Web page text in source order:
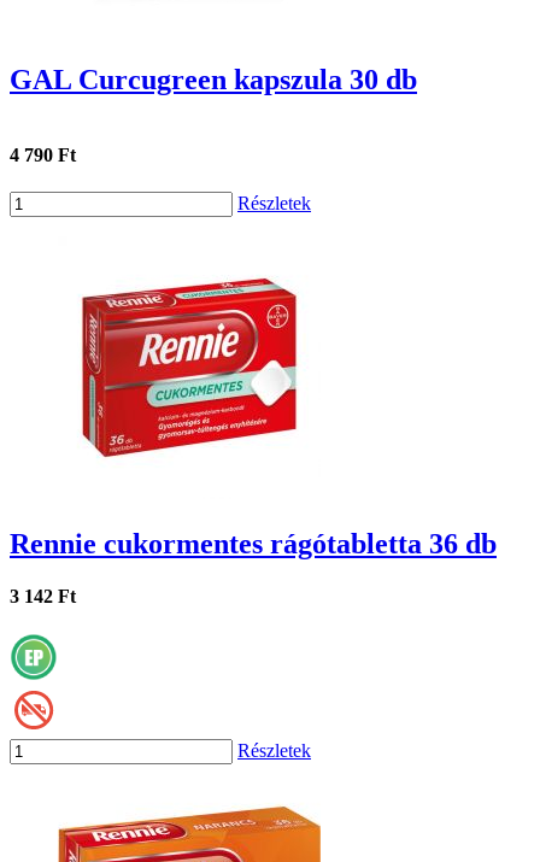
GAL Curcugreen kapszula 30 db
4 790 Ft
Részletek
Rennie cukormentes rágótabletta 36 db
3 142 Ft
Részletek